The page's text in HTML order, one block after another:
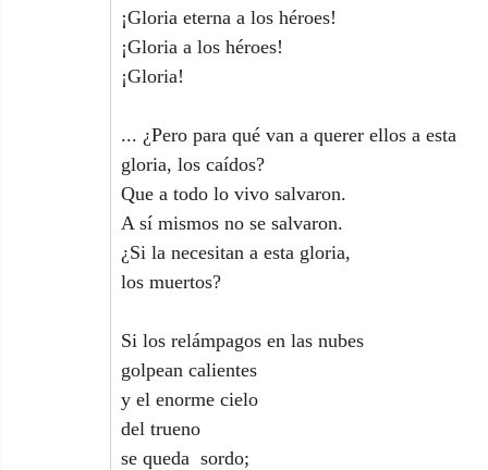
¡Gloria eterna a los héroes!
¡Gloria a los héroes!
¡Gloria!
... ¿Pero para qué van a querer ellos a esta
gloria, los caídos?
Que a todo lo vivo salvaron.
A sí mismos no se salvaron.
¿Si la necesitan a esta gloria,
los muertos?
Si los relámpagos en las nubes
golpean calientes
y el enorme cielo
del trueno
se queda  sordo;